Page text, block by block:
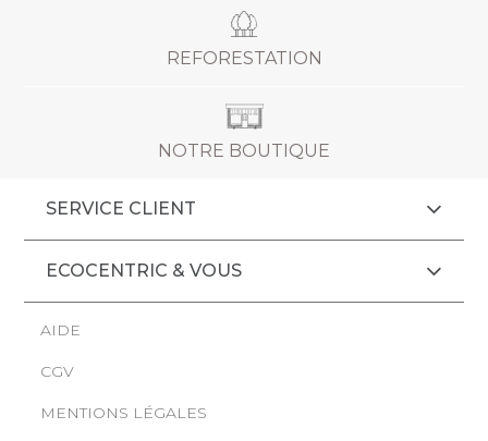
REFORESTATION
NOTRE BOUTIQUE
SERVICE CLIENT
ECOCENTRIC & VOUS
AIDE
CGV
MENTIONS LÉGALES